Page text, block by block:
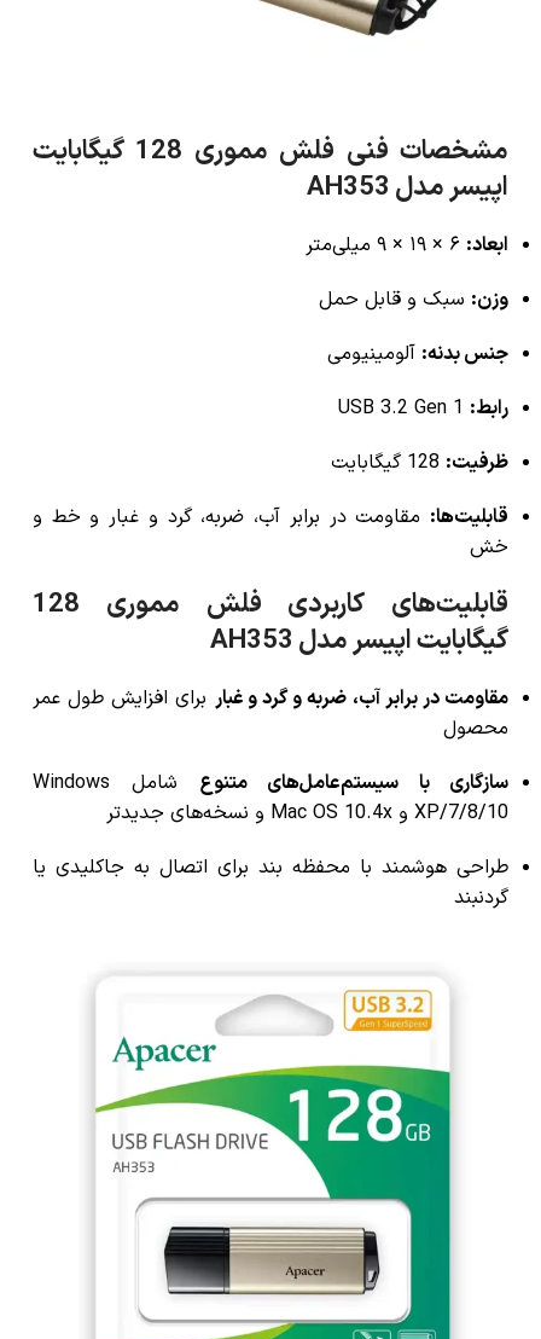
مشخصات فنی فلش مموری 128 گیگابایت
اپیسر مدل AH353
ابعاد:
وزن: سبک و قابل حمل
جنس بدنه: آلومینیومی
رابط:
ظرفیت:
قابلیت‌ها: مقاومت در برابر آب، ضربه، گرد و غبار و خط و
خش
قابلیت‌های کاربردی فلش مموری 128
گیگابایت اپیسر مدل AH353
مقاومت در برابر آب، ضربه و گرد و غبار برای افزایش طول عمر
محصول
سازگاری با سیستم‌عامل‌های متنوع
شامل Windows
XP/7/8/10 و Mac OS 10.4x و نسخه‌های جدیدتر
طراحی هوشمند با محفظه بند برای اتصال به جاکلیدی یا
گردنبند